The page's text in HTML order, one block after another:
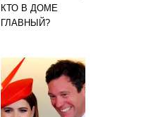
КТО В ДОМЕ
ГЛАВНЫЙ?